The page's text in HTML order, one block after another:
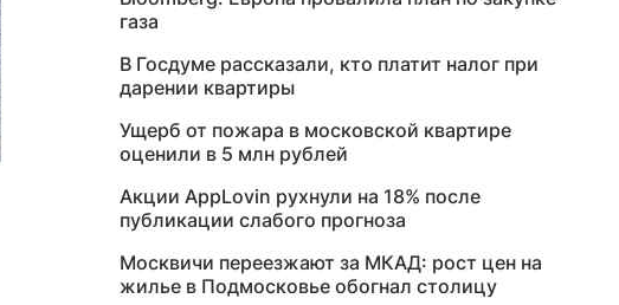
газа
В Госдуме рассказали, кто платит налог при
дарении квартиры
Ущерб от пожара в московской квартире
оценили в 5 млн рублей
Акции AppLovin рухнули на 18% после
публикации слабого прогноза
Москвичи переезжают за МКАД: рост цен на
жилье в Подмосковье обогнал столицу